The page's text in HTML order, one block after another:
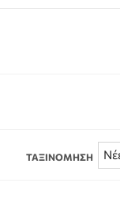
ΕΙΔΗ ΥΓΙΕΙΝΗΣ
ΑΞΕΣΟΥΑΡ
ΤΑΞΙΝΟΜΗΣΗ